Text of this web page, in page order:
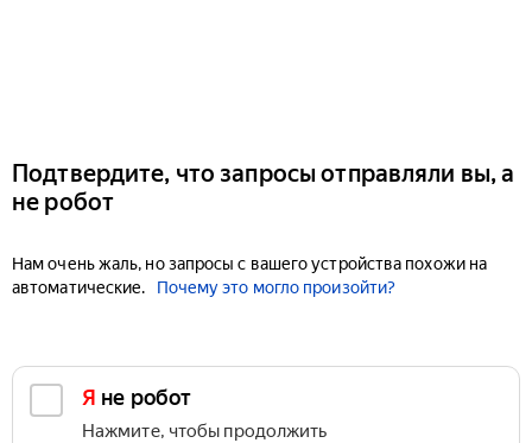
Подтвердите, что запросы отправляли вы, а
не робот
Нам очень жаль, но запросы с вашего устройства похожи на
автоматические.
Почему это могло произойти?
Я не робот
Нажмите, чтобы продолжить